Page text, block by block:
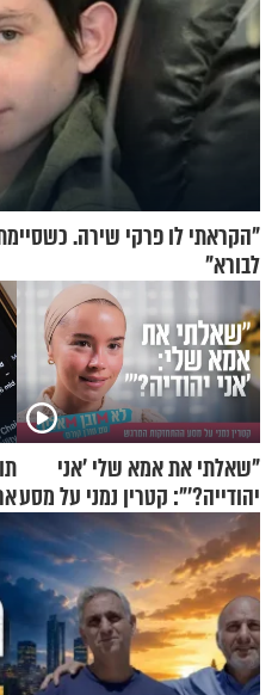
"הקראתי לו פרקי שירה.
לבורא"
"שאלתי את אמא שלי 'אני
יהודייה?'": קטרין נמני על מסע
ההתחזקות המרגש